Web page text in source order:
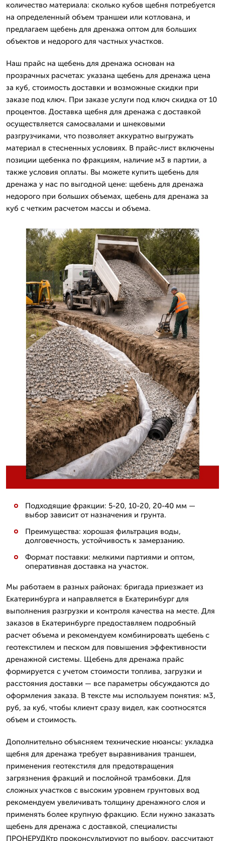
количество материала: сколько кубов щебня потребуется
на определенный объем траншеи или котлована, и
предлагаем щебень для дренажа оптом для больших
объектов и недорого для частных участков.
Наш прайс на щебень для дренажа основан на
прозрачных расчетах: указана щебень для дренажа цена
за куб, стоимость доставки и возможные скидки при
заказе под ключ. При заказе услуги под ключ скидка от 10
процентов. Доставка щебня для дренажа с доставкой
осуществляется самосвалами и шнековыми
разгрузчиками, что позволяет аккуратно выгружать
материал в стесненных условиях. В прайс-лист включены
позиции щебенка по фракциям, наличие м3 в партии, а
также условия оплаты. Вы можете купить щебень для
дренажа у нас по выгодной цене: щебень для дренажа
недорого при больших объемах, щебень для дренажа за
куб с четким расчетом массы и объема.
Подходящие фракции: 5-20, 10-20, 20-40 мм —
выбор зависит от назначения и грунта.
Преимущества: хорошая фильтрация воды,
долговечность, устойчивость к замерзанию.
Формат поставки: мелкими партиями и оптом,
оперативная доставка на участок.
Мы работаем в разных районах: бригада приезжает из
Екатеринбурга и направляется в Екатеринбург для
выполнения разгрузки и контроля качества на месте. Для
заказов в Екатеринбурге предоставляем подробный
расчет объема и рекомендуем комбинировать щебень с
геотекстилем и песком для повышения эффективности
дренажной системы. Щебень для дренажа прайс
формируется с учетом стоимости топлива, загрузки и
расстояния доставки — все параметры обсуждаются до
оформления заказа. В тексте мы используем понятия: м3,
руб, за куб, чтобы клиент сразу видел, как соотносятся
объем и стоимость.
Дополнительно объясняем технические нюансы: укладка
щебня для дренажа требует выравнивания траншеи,
применения геотекстиля для предотвращения
загрязнения фракций и послойной трамбовки. Для
сложных участков с высоким уровнем грунтовых вод
рекомендуем увеличивать толщину дренажного слоя и
применять более крупную фракцию. Если нужно заказать
щебень для дренажа с доставкой, специалисты
ПРОНЕРУДКтр проконсультируют по выбору, рассчитают